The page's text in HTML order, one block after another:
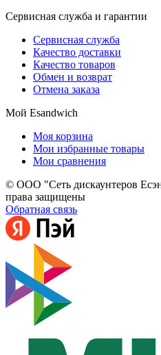
Сервисная служба и гарантии
Сервисная служба
Качество доставки
Качество товаров
Обмен и возврат
Отмена заказа
Мой Esandwich
Моя корзина
Мои избранные товары
Мои сравнения
© ООО "Сеть дискаунтеров
права защищены
Обратная связь